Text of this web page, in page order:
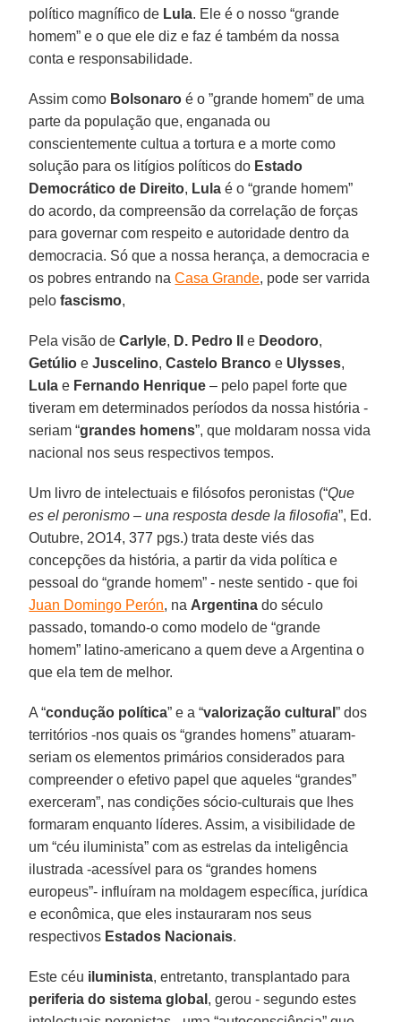
político magnífico de Lula. Ele é o nosso “grande
homem” e o que ele diz e faz é também da nossa
conta e responsabilidade.
Assim como Bolsonaro é o ”grande homem” de uma
parte da população que, enganada ou
conscientemente cultua a tortura e a morte como
solução para os litígios políticos do Estado
Democrático de Direito, Lula é o “grande homem”
do acordo, da compreensão da correlação de forças
para governar com respeito e autoridade dentro da
democracia. Só que a nossa herança, a democracia e
os pobres entrando naCasa Grande, pode ser varrida
pelofascismo,
Pela visão deCarlyle, D. Pedro II e Deodoro,
Getúlio eJuscelino,Castelo Branco e Ulysses,
Lula e Fernando Henrique – pelo papel forte que
tiveram em determinados períodos da nossa história -
seriam “grandes homens”, que moldaram nossa vida
nacional nos seus respectivos tempos.
Um livro de intelectuais e filósofos peronistas (“Que
es el peronismo – una resposta desde la filosofia”, Ed.
Outubre, 2O14, 377 pgs.) trata deste viés das
concepções da história, a partir da vida política e
pessoal do “grande homem” - neste sentido - que foi
Juan Domingo Perón, na Argentina do século
passado, tomando-o como modelo de “grande
homem” latino-americano a quem deve a Argentina o
que ela tem de melhor.
A “condução política” e a “valorização cultural” dos
territórios -nos quais os “grandes homens” atuaram-
seriam os elementos primários considerados para
compreender o efetivo papel que aqueles “grandes”
exerceram”, nas condições sócio-culturais que lhes
formaram enquanto líderes. Assim, a visibilidade de
um “céu iluminista” com as estrelas da inteligência
ilustrada -acessível para os “grandes homens
europeus”- influíram na moldagem específica, jurídica
e econômica, que eles instauraram nos seus
respectivos Estados Nacionais.
Este céu iluminista, entretanto, transplantado para
periferia do sistema global , gerou - segundo estes